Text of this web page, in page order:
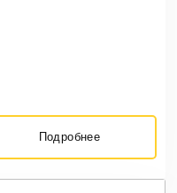
Подробнее